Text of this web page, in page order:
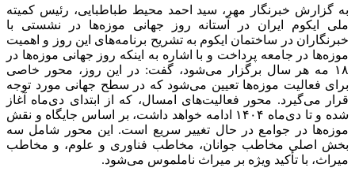
به گزارش خبرنگار مهر، سید احمد محیط طباطبایی، رئیس کمیته
ملی
ایکوم ایران در آستانه روز جهانی موزه‌ها در نشستی با
خبرنگاران در ساختمان ایکوم به تشریح برنامه‌های این روز و اهمیت
موزه‌ها در جامعه پرداخت و با اشاره به اینکه روز جهانی موزه‌ها در
۱۸ مه هر سال برگزار می‌شود، گفت: در این روز، محور خاصی
برای فعالیت موزه‌ها تعیین می‌شود که در سطح جهانی مورد توجه
قرار می‌گیرد. محور فعالیت‌های امسال، که از ابتدای دی‌ماه آغاز
شده و تا دی‌ماه ۱۴۰۴ ادامه خواهد داشت، بر اساس جایگاه و نقش
موزه‌ها در جوامع در حال تغییر سریع است. این محور شامل سه
بخش اصلی مخاطب جوانان، مخاطب فناوری و علوم، و مخاطب
میراث، با تأکید ویژه بر میراث ناملموس می‌شود.